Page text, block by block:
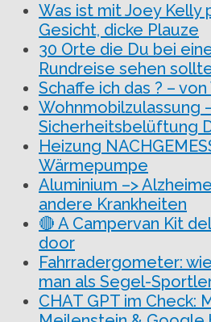
Was ist mit Joey Kelly
Gesicht, dicke Plauze
30 Orte die Du bei
Rundreise sehen
Schaffe ich das ? –
Wohnmobilzulassung
Sicherheitsbelüftung
Heizung
Wärmepumpe
Aluminium –>
andere Krankheiten
🔴 A Campervan Kit
door
Fahrradergometer:
man als Segel-
CHAT GPT im Check: